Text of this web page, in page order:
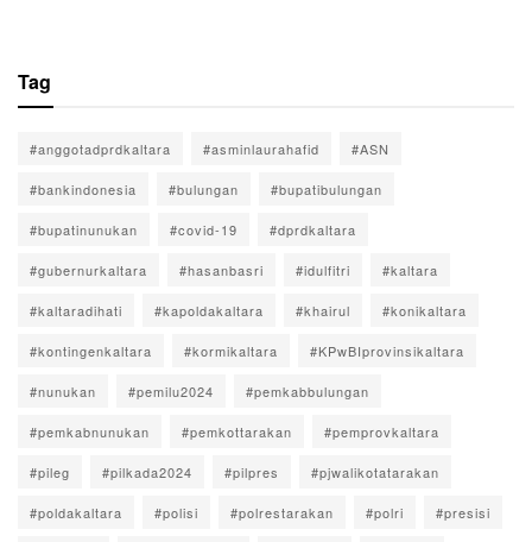
Tag
#anggotadprdkaltara #asminlaurahafid #ASN
#bankindonesia #bulungan #bupatibulungan
#bupatinunukan #covid-19 #dprdkaltara
#gubernurkaltara #hasanbasri #idulfitri #kaltara
#kaltaradihati #kapoldakaltara #khairul #konikaltara
#kontingenkaltara #kormikaltara #KPwBIprovinsikaltara
#nunukan #pemilu2024 #pemkabbulungan
#pemkabnunukan #pemkottarakan #pemprovkaltara
#pileg #pilkada2024 #pilpres #pjwalikotatarakan
#poldakaltara #polisi #polrestarakan #polri #presisi